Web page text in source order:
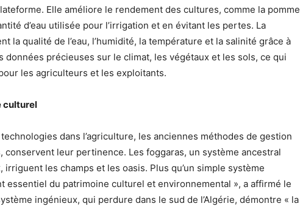
Elle améliore le rendement des cultures, comme la pomme
d’eau utilisée pour l’irrigation et en évitant les pertes. La
la qualité de l’eau, l’humidité, la température et la salinité grâce à
données précieuses sur le climat, les végétaux et les sols, ce qui
les agriculteurs et les exploitants.
culturel
dans l’agriculture, les anciennes méthodes de gestion
conservent leur pertinence. Les foggaras, un système ancestral
irriguent les champs et les oasis. Plus qu’un simple système
essentiel du patrimoine culturel et environnemental », a affirmé le
ingénieux, qui perdure dans le sud de l’Algérie, démontre « la